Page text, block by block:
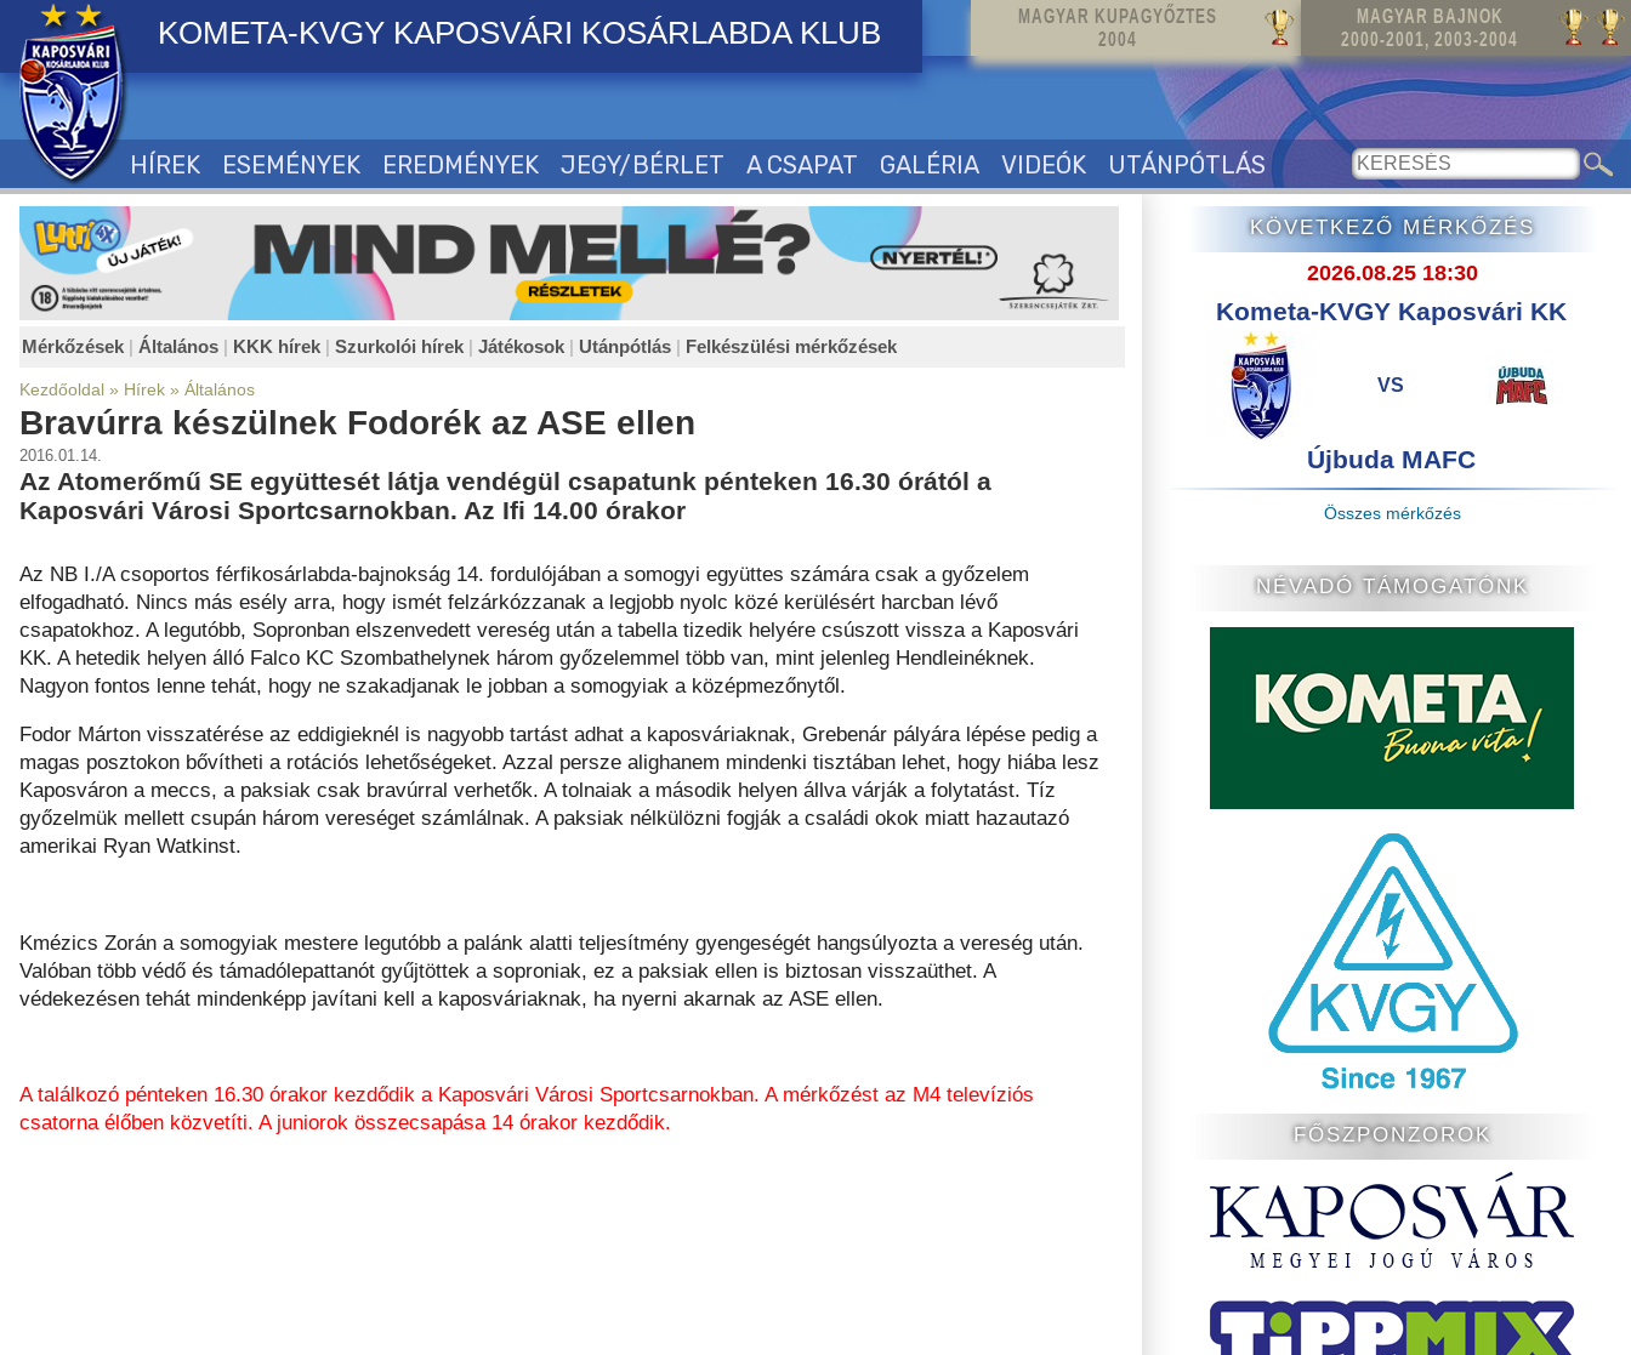
MAGYAR KUPAGYŐZTES
2004
MAGYAR BAJNOK
2000-2001, 2003-2004
KOMETA-KVGY KAPOSVÁRI KOSÁRLABDA KLUB
HÍREK ESEMÉNYEK EREDMÉNYEK JEGY/BÉRLET A CSAPAT GALÉRIA VIDEÓK UTÁNPÓTLÁS
Mérkőzések | Általános | KKK hírek | Szurkolói hírek | Játékosok | Utánpótlás | Felkészülési mérkőzések
Kezdőoldal » Hírek » Általános
Bravúrra készülnek Fodorék az ASE ellen
2016.01.14.
Az Atomerőmű SE együttesét látja vendégül csapatunk pénteken 16.30 órától a
Kaposvári Városi Sportcsarnokban. Az Ifi 14.00 órakor
Az NB I./A csoportos férfikosárlabda-bajnokság 14. fordulójában a somogyi együttes számára csak a győzelem
elfogadható. Nincs más esély arra, hogy ismét felzárkózzanak a legjobb nyolc közé kerülésért harcban lévő
csapatokhoz. A legutóbb, Sopronban elszenvedett vereség után a tabella tizedik helyére csúszott vissza a Kaposvári
KK. A hetedik helyen álló Falco KC Szombathelynek három győzelemmel több van, mint jelenleg Hendleinéknek.
Nagyon fontos lenne tehát, hogy ne szakadjanak le jobban a somogyiak a középmezőnytől.
Fodor Márton visszatérése az eddigieknél is nagyobb tartást adhat a kaposváriaknak, Grebenár pályára lépése pedig a
magas posztokon bővítheti a rotációs lehetőségeket. Azzal persze alighanem mindenki tisztában lehet, hogy hiába lesz
Kaposváron a meccs, a paksiak csak bravúrral verhetők. A tolnaiak a második helyen állva várják a folytatást. Tíz
győzelmük mellett csupán három vereséget számlálnak. A paksiak nélkülözni fogják a családi okok miatt hazautazó
amerikai Ryan Watkinst.
Kmézics Zorán a somogyiak mestere legutóbb a palánk alatti teljesítmény gyengeségét hangsúlyozta a vereség után.
Valóban több védő és támadólepattanót gyűjtöttek a soproniak, ez a paksiak ellen is biztosan visszaüthet. A
védekezésen tehát mindenképp javítani kell a kaposváriaknak, ha nyerni akarnak az ASE ellen.
A találkozó pénteken 16.30 órakor kezdődik a Kaposvári Városi Sportcsarnokban. A mérkőzést az M4 televíziós
csatorna élőben közvetíti. A juniorok összecsapása 14 órakor kezdődik.
KÖVETKEZŐ MÉRKŐZÉS
2026.08.25 18:30
Kometa-KVGY Kaposvári KK
VS
Újbuda MAFC
Összes mérkőzés
NÉVADÓ TÁMOGATÓNK
FŐSZPONZOROK